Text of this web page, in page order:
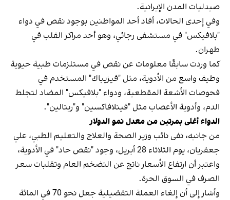
صيدليات المدن الإيرانية.
وفي إحدى الحالات، أفاد أحد المواطنين بوجود نقص في دواء
"بلافيكس" في مستشفى رجائي، وهو أحد مراكز القلب في
طهران.
كما وردت سابقًا معلومات عن نقص في مستلزمات طبية حيوية
وطيف واسع من الأدوية، مثل "فيزيباك" المستخدم في
فحوصات الأشعة المقطعية، ودواء "بلافيكس" المضاد لتجلط
الدم، وأدوية الأعصاب مثل "فينلافاكسين" و"ريتالين".
الدواء أغلى بمرتين من معدل نمو الدولار
من جانبه، نفى نائب وزير الصحة والعلاج والتعليم الطبي، علي
جعفريان، يوم الثلاثاء 28 أبريل، وجود "نقص حاد" في الأدوية،
واعتبر أن ارتفاع الأسعار ناتج عن التضخم العام وتقلبات سعر
الصرف في السوق الحرة.
وأشار إلى أن إلغاء العملة التفضيلية جعل نحو 70 في المائة